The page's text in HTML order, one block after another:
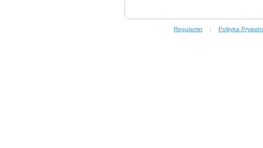
Regulamin | Polityka